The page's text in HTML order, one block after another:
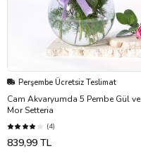
Perşembe Ücretsiz Teslimat
Cam Akvaryumda 5 Pembe Gül ve
Mor Setteria
(4)
839,99 TL